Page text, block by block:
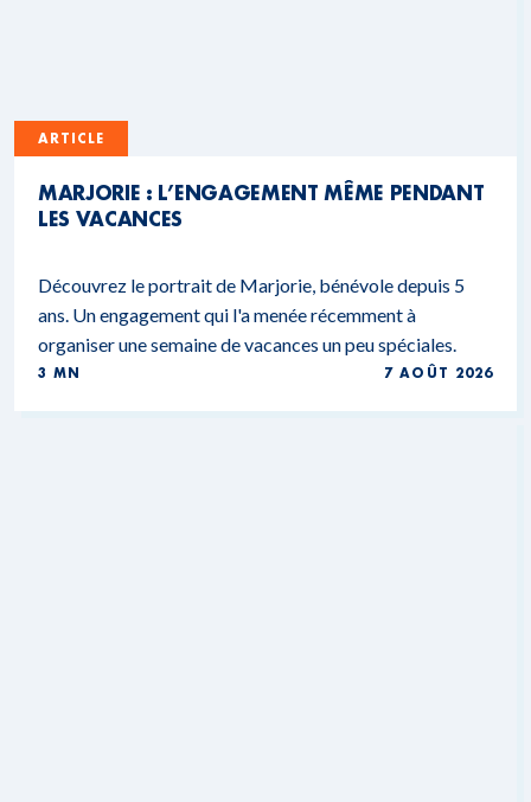
ARTICLE
MARJORIE : L’ENGAGEMENT MÊME PENDANT
LES VACANCES
Découvrez le portrait de Marjorie, bénévole depuis 5
ans. Un engagement qui l'a menée récemment à
organiser une semaine de vacances un peu spéciales.
3 MN 7 AOÛT 2026